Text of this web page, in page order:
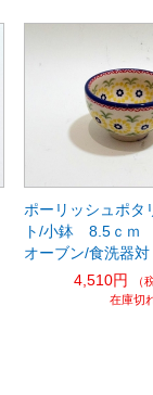
ポーリッシュポ
ト/小鉢 8.5ｃｍ
オーブン/食洗器対
4,510円
（
在庫切